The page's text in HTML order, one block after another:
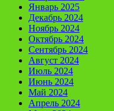
Январь 2025
Декабрь 2024
Ноябрь 2024
Октябрь 2024
Сентябрь 2024
Август 2024
Июль 2024
Июнь 2024
Май 2024
Апрель 2024